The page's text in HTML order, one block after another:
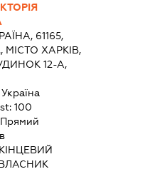
61165,
МІСТО ХАРКІВ,
12-А,
Україна
100
Прямий
КІНЦЕВИЙ